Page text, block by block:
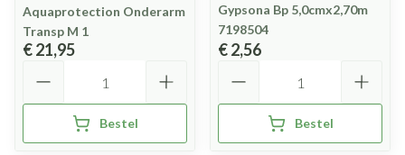
Aquaprotection Onderarm
Transp M 1
€ 21,95
Bestel
Gypsona Bp 5,0cmx2,70m
7198504
€ 2,56
Bestel